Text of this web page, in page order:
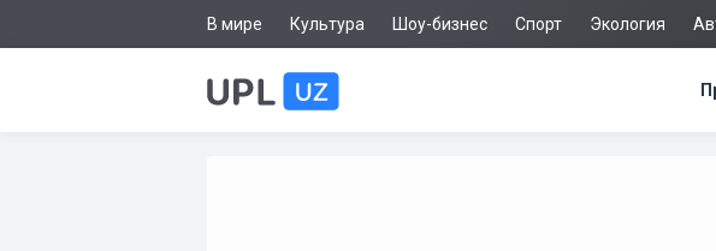
В мире Культура Шоу-бизнес Спорт Экология